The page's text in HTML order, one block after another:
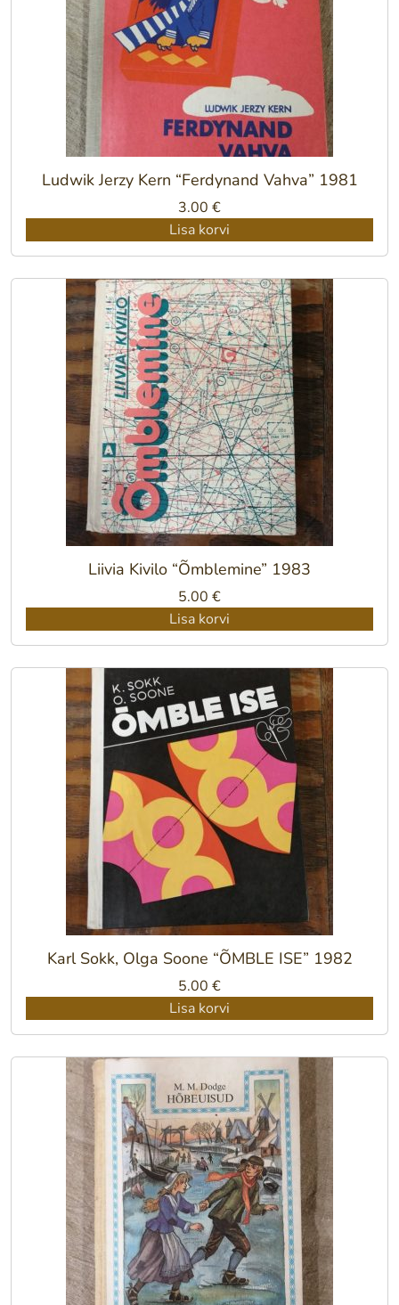
Ludwik Jerzy Kern “Ferdynand Vahva” 1981
3.00 €
Lisa korvi
Liivia Kivilo “Õmblemine” 1983
5.00 €
Lisa korvi
Karl Sokk, Olga Soone “ÕMBLE ISE” 1982
5.00 €
Lisa korvi